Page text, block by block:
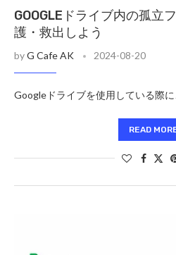
GOOGLEドライブ内の孤立
護・救出しよう
byG Cafe AK 2024-08-20
Googleドライブを使用している際
READ